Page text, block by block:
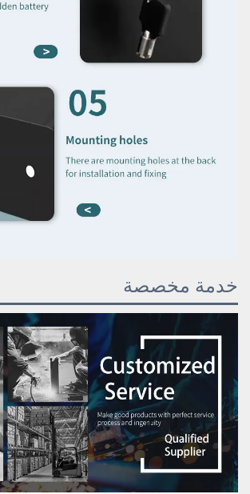
خدمة مخصصة